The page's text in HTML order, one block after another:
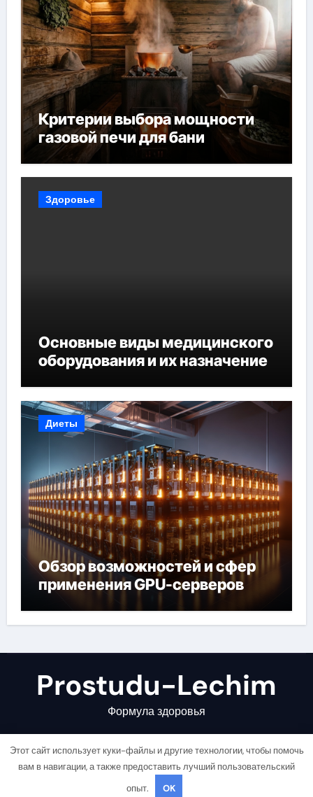
Критерии выбора мощности
газовой печи для бани
Здоровье
Основные виды медицинского
оборудования и их назначение
Диеты
Обзор возможностей и сфер
применения GPU-серверов
Prostudu-Lechim
Формула здоровья
Copyright © All rights reserved |
Этот сайт использует куки-файлы и другие технологии, чтобы помочь
вам в навигации, а также предоставить лучший пользовательский
опыт.
OK